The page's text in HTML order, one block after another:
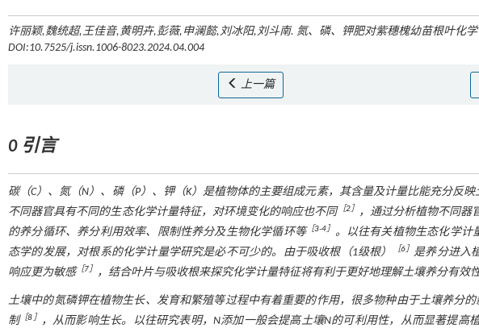
许丽颖,魏统超,王佳音,黄明卉,彭薇,申澜懿,刘冰阳,刘斗南. 氮、磷、钾肥对紫穗槐幼苗根叶化
DOI:10.7525/j.issn.1006-8023.2024.04.004
上一篇
0 引言
碳（C）、氮（N）、磷（P）、钾（K）是植物体的主要组成元素，其含量及计量比能充分反
不同器官具有不同的生态化学计量特征，对环境变化的响应也不同［2］
，通过分析植物不同器
的养分循环、养分利用效率、限制性养分及生物化学循环等［3-4］ 。以往有关植物生态化学计
态学的发展，对根系的化学计量学研究是必不可少的。由于吸收根（1级根）
［6］ 是养分进入
响应更为敏感［7］ ，结合叶片与吸收根来探究化学计量特征将有利于更好地理解土壤养分有效
土壤中的氮磷钾在植物生长、发育和繁殖等过程中有着重要的作用，很多物种由于土壤养分
制［8 ］
，从而影响生长。以往研究表明，N添加一般会提高土壤N的可利用性，从而显著提高